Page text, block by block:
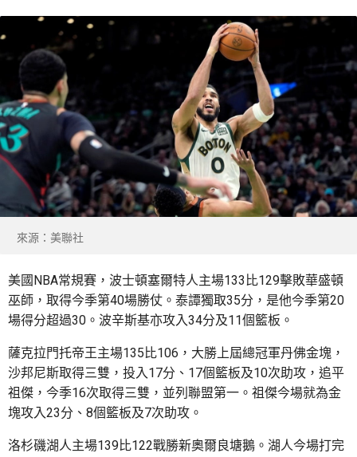
來源：美聯社
美國NBA常規賽，波士頓塞爾特人主場133比129擊敗華盛頓
巫師，取得今季第40場勝仗。泰譚獨取35分，是他今季第20
場得分超過30。波辛斯基亦攻入34分及11個籃板。
薩克拉門托帝王主場135比106，大勝上屆總冠軍丹佛金塊，
沙邦尼斯取得三雙，投入17分、17個籃板及10次助攻，追平
祖傑，今季16次取得三雙，並列聯盟第一。祖傑今場就為金
塊攻入23分、8個籃板及7次助攻。
洛杉磯湖人主場139比122戰勝新奧爾良塘鵝。湖人今場打完